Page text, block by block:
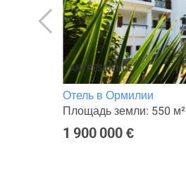
Отель в Ормилии
Площадь земли: 550 м²
1 900 000 €